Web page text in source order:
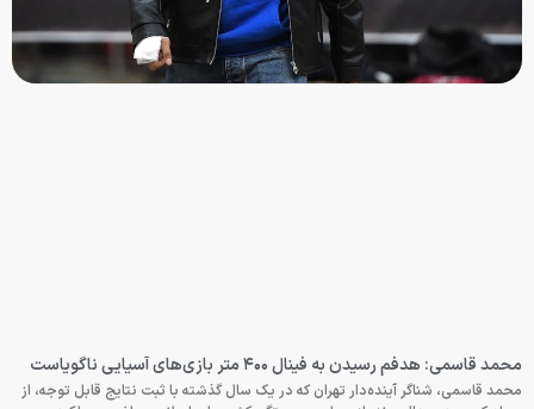
محمد قاسمی: هدفم رسیدن به فینال ۴۰۰ متر بازی‌های آسیایی ناگویاست
محمد قاسمی، شناگر آینده‌دار تهران که در یک سال گذشته با ثبت نتایج قابل توجه، از